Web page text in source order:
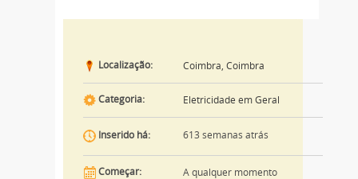
Localização: Coimbra, Coimbra
Categoria: Eletricidade em Geral
Inserido há: 613 semanas atrás
Começar: A qualquer momento